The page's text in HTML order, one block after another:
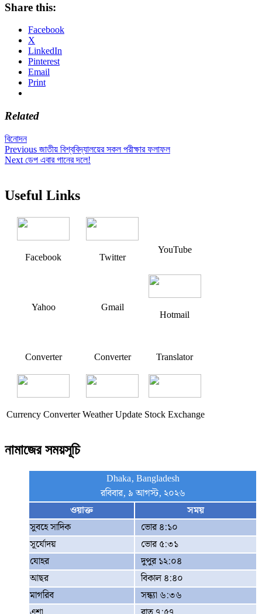
Share this:
Facebook
X
LinkedIn
Pinterest
Email
Print
Related
বিনোদন
Post
navigation
Previous Previous
post:
জাতীয় বিশ্ববিদ্যালয়ের সকল পরীক্ষার ফলাফল
Next Next
ডেপ এবার গানের দলে!
Useful Links
Facebook Twitter
YouTube
Yahoo Gmail
Hotmail
Converter Converter Translator
Currency Converter Weather Update Stock Exchange
নামাজের সময়সূচি
Dhaka, Bangladesh
রবিবার, ৯ আগস্ট, ২০২৬
ওয়াক্ত
সময়
সুবহে সাদিক
ভোর ৪:১০
সূর্যোদয়
ভোর ৫:৩১
যোহর
দুপুর ১২:০৪
আছর
বিকাল ৪:৪০
মাগরিব
সন্ধ্যা ৬:৩৬